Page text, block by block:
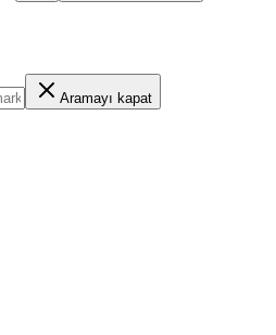
Aramayı kapat